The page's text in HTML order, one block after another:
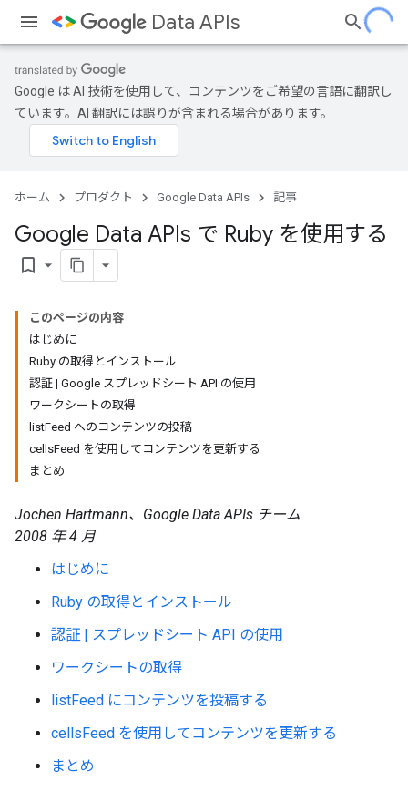
Data APIs
Google は AI 技術を使用して、コンテンツをご希望の言語に翻訳し
ています。AI 翻訳には誤りが含まれる場合があります。
ホーム プロダクト Google Data APIs 記事
Google Data APIs で Ruby を使用する
bookmark_border
このページの内容
はじめに
Ruby の取得とインストール
認証 | Google スプレッドシート API の使用
ワークシートの取得
listFeed へのコンテンツの投稿
cellsFeed を使用してコンテンツを更新する
まとめ
Jochen Hartmann、Google Data APIs チーム
2008 年 4 月
はじめに
Ruby の取得とインストール
認証 | スプレッドシート API の使用
ワークシートの取得
listFeed にコンテンツを投稿する
cellsFeed を使用してコンテンツを更新する
まとめ